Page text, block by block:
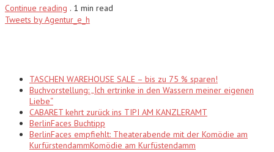
Continue reading . 1 min read
Tweets by Agentur_e_h
TASCHEN WAREHOUSE SALE – bis zu 75 % sparen!
Buchvorstellung: „Ich ertrinke in den Wassern meiner eigenen
Liebe“
CABARET kehrt zurück ins TIPI AM KANZLERAMT
BerlinFaces Buchtipp
BerlinFaces empfiehlt: Theaterabende mit der Komödie am
KurfürstendammKomödie am Kurfüstendamm